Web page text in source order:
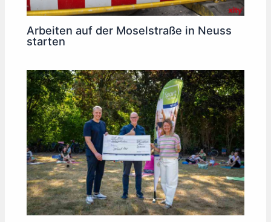
Arbeiten auf der Moselstraße in Neuss
starten